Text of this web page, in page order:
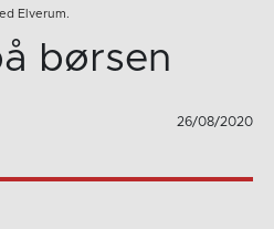
Elverum.
børsen
26/08/2020